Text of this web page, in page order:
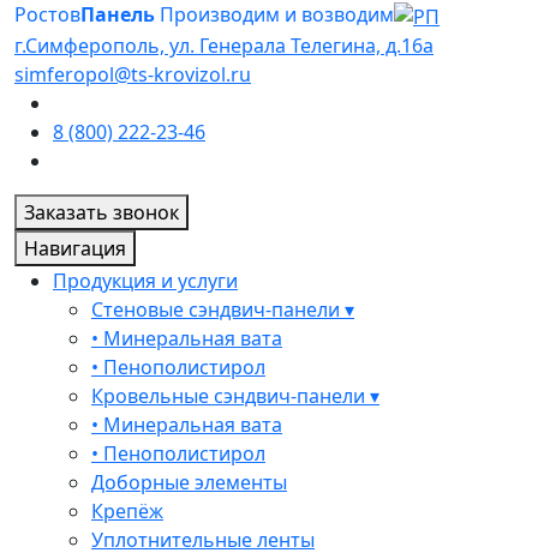
РостовПанель Производим и возводим
г.Симферополь, ул. Генерала Телегина, д.16а
simferopol@ts-krovizol.ru
8 (800) 222-23-46
Заказать звонок
Навигация
Продукция и услуги
Стеновые сэндвич-панели ▾
• Минеральная вата
• Пенополистирол
Кровельные сэндвич-панели ▾
• Минеральная вата
• Пенополистирол
Доборные элементы
Крепёж
Уплотнительные ленты